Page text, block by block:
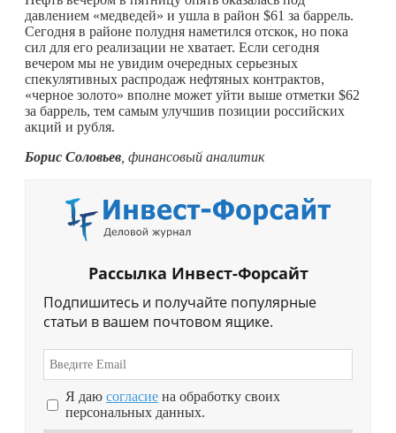
давлением «медведей» и ушла в район $61 за баррель.
Сегодня в районе полудня наметился отскок, но пока
сил для его реализации не хватает. Если сегодня
вечером мы не увидим очередных серьезных
спекулятивных распродаж нефтяных контрактов,
«черное золото» вполне может уйти выше отметки $62
за баррель, тем самым улучшив позиции российских
акций и рубля.
Борис Соловьев , финансовый аналитик
Рассылка Инвест-Форсайт
Подпишитесь и получайте популярные
статьи в вашем почтовом ящике.
Я даю согласие на обработку своих
персональных данных.